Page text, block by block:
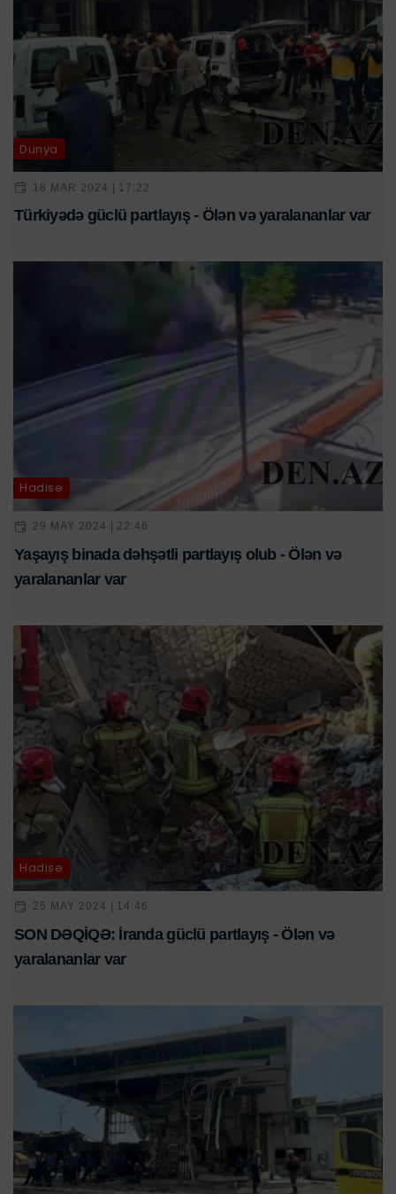
Dünya
18 MAR 2024 | 17:22
Türkiyədə güclü partlayış - Ölən və yaralananlar var
Hadisə
29 MAY 2024 | 22:46
Yaşayış binada dəhşətli partlayış olub - Ölən və
yaralananlar var
Hadisə
25 MAY 2024 | 14:46
SON DƏQİQƏ: İranda güclü partlayış - Ölən və
yaralananlar var